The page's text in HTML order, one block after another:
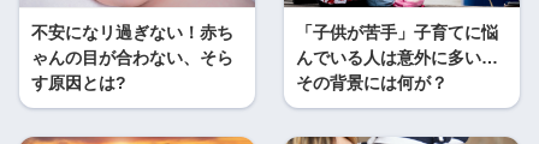
不安になリ過ぎない！赤ち
ゃんの目が合わない、そら
す原因とは?
「子供が苦手」子育てに悩
んでいる人は意外に多い…
その背景には何が？